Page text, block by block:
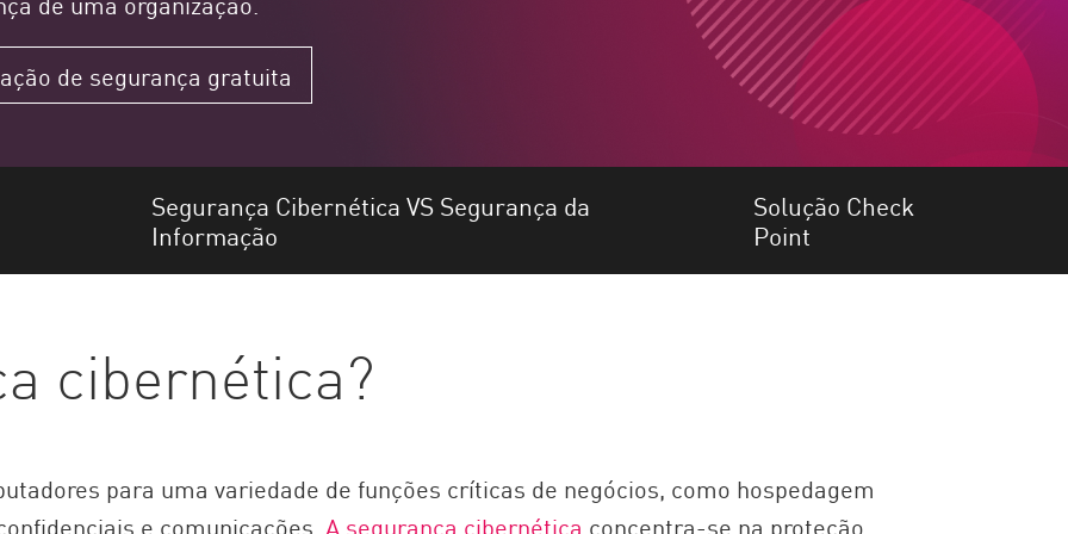
de segurança gratuita
Segurança Cibernética VS Segurança da
Informação
Solução Check
Point
cibernética?
para uma variedade de funções críticas de negócios, como hospedagem
e comunicações.A segurança cibernética concentra-se na proteção